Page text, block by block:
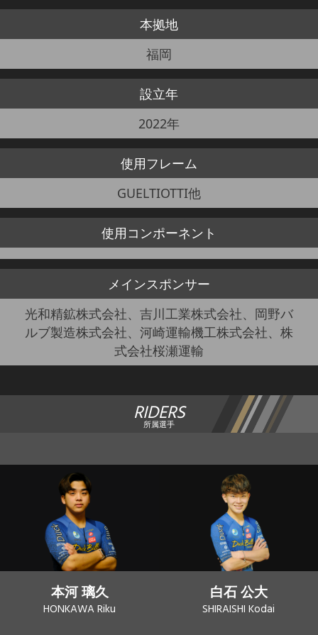
本拠地
福岡
設立年
2022年
使用フレーム
GUELTIOTTI他
使用コンポーネント
メインスポンサー
光和精鉱株式会社、吉川工業株式会社、岡野バ
ルブ製造株式会社、河崎運輸機工株式会社、株
式会社桜瀬運輸
RIDERS
所属選手
本河 璃久
HONKAWA Riku
白石 公大
SHIRAISHI Kodai